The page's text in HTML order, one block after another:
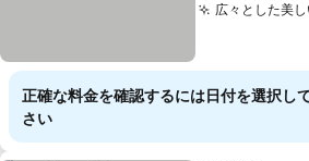
広々とした美
正確な料金を確認するには日付を選択し
さい